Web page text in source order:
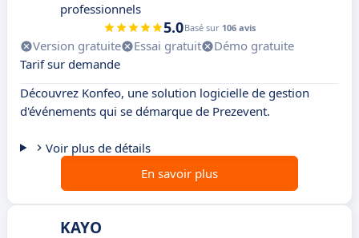
professionnels
5.0Basé sur 106 avis
Version gratuite Essai gratuit
Démo gratuite
Tarif sur demande
Découvrez Konfeo, une solution logicielle de gestion
d'événements qui se démarque de Prezevent.
Voir plus de détails
En savoir plus
KAYO